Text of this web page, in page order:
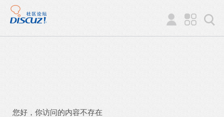
您好，你访问的内容不存在